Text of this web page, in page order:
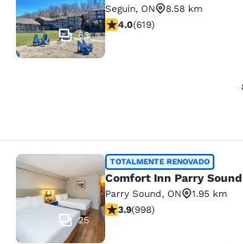
63
Seguin, ON
8.58 km
calificación de 4 estrellas.
4.0(619)
Comfort Inn Parry Sound
25
TOTALMENTE RENOVADO
Comfort Inn Parry Sound
Parry Sound, ON
1.95 km
calificación de 3.92 estrellas.
3.9(998)